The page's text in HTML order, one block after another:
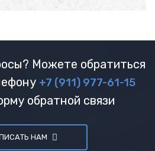
Можете обратиться
+7 (911) 977-61-15
обратной связи
НАМ